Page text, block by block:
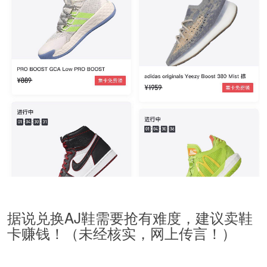
据说兑换AJ鞋需要抢有难度，建议卖鞋
卡赚钱！（未经核实，网上传言！）